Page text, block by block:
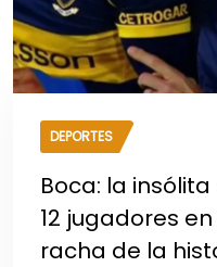
DEPORTES
Boca: la
12 jugadores
racha de la